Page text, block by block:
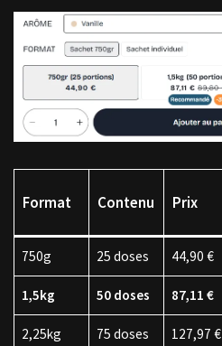
Format Contenu Prix
750g 25 doses 44,90 €
1,5kg 50 doses 87,11 €
2,25kg 75 doses 127,97 €